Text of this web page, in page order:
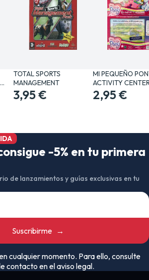
TOTAL SPORTS
MANAGEMENT
3,95 €
MI PEQUEÑO
ACTIVITY
2,95 €
-5% en tu primera
de lanzamientos y guías exclusivas en tu
Suscribirme →
cualquier momento. Para ello, consulte
contacto en el aviso legal.